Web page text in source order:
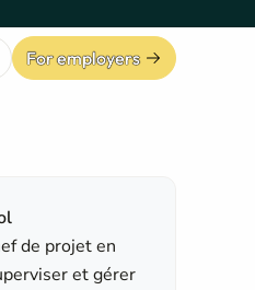
For employers
de projet en
et gérer